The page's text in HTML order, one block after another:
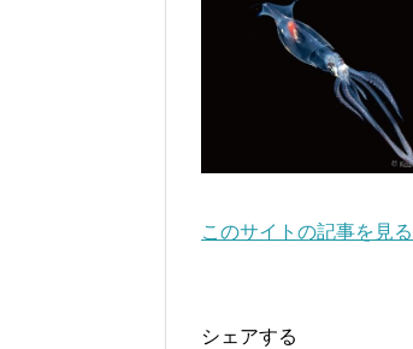
このサイトの記事を見る
シェアする